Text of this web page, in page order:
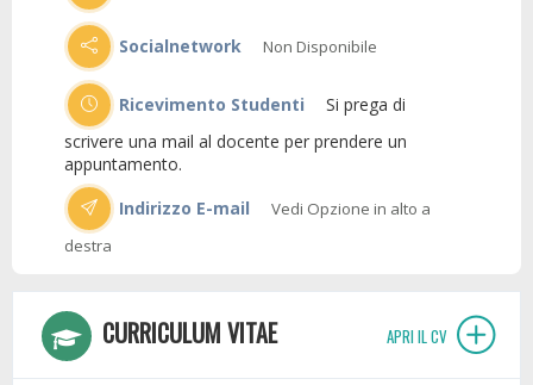
Socialnetwork Non Disponibile
Ricevimento Studenti
scrivere una mail al docente per prendere un
appuntamento.
Indirizzo E-mail
Vedi Opzione in alto a
destra
CURRICULUM VITAE APRI IL CV